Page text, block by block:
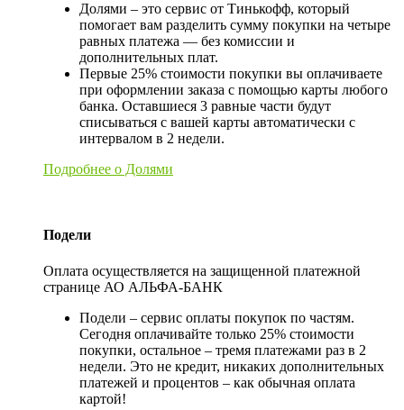
Долями – это сервис от Тинькофф, который
помогает вам разделить сумму покупки на четыре
равных платежа — без комиссии и
дополнительных плат.
Первые 25% стоимости покупки вы оплачиваете
при оформлении заказа с помощью карты любого
банка. Оставшиеся 3 равные части будут
списываться с вашей карты автоматически с
интервалом в 2 недели.
Подробнее о Долями
Подели
Оплата осуществляется на защищенной платежной
странице АО АЛЬФА-БАНК
Подели – сервис оплаты покупок по частям.
Сегодня оплачивайте только 25% стоимости
покупки, остальное – тремя платежами раз в 2
недели. Это не кредит, никаких дополнительных
платежей и процентов – как обычная оплата
картой!